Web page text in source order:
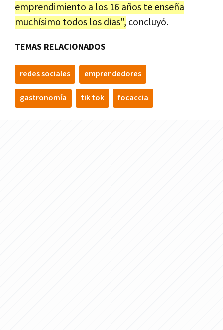
emprendimiento a los 16 años te enseña
muchísimo todos los días", concluyó.
TEMAS RELACIONADOS
redes sociales emprendedores
gastronomía tik tok focaccia